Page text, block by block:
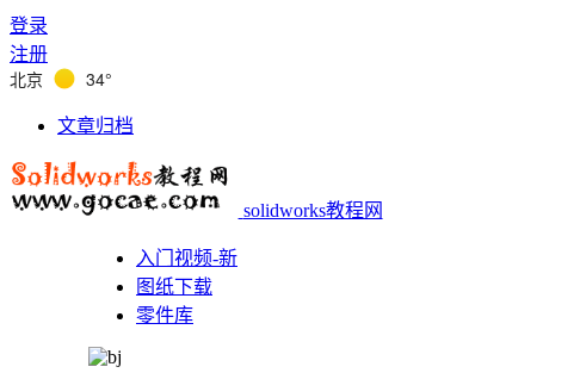
登录
注册
北京 34°
文章归档
solidworks教程网
入门视频-新
图纸下载
零件库